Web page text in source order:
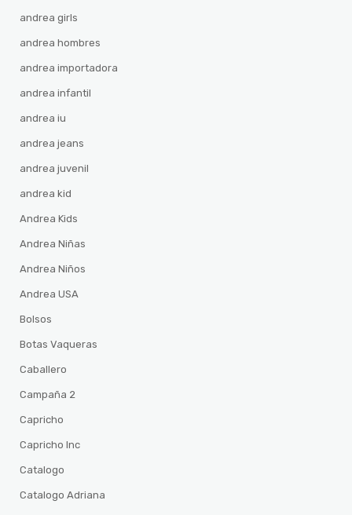
andrea girls
andrea hombres
andrea importadora
andrea infantil
andrea iu
andrea jeans
andrea juvenil
andrea kid
Andrea Kids
Andrea Niñas
Andrea Niños
Andrea USA
Bolsos
Botas Vaqueras
Caballero
Campaña 2
Capricho
Capricho Inc
Catalogo
Catalogo Adriana